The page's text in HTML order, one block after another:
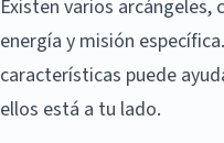
Existen varios arcángeles,
energía y misión
características puede
ellos está a tu lado.